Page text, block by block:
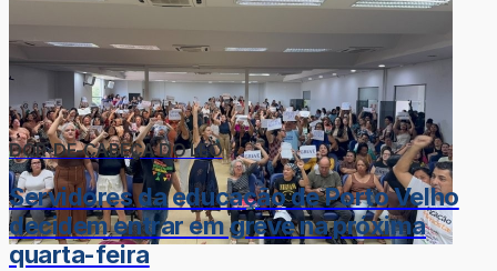
DOR-DE-CABEÇA DO LÉO
Servidores da educação de Porto Velho
decidem entrar em greve na próxima
quarta-feira